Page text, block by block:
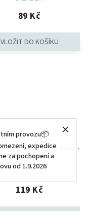
provozu📦
expedice
za pochopení a
od 1.9.2026
89 Kč
vajíčko na zavěšení -
6,5x4,5 cm
119 Kč